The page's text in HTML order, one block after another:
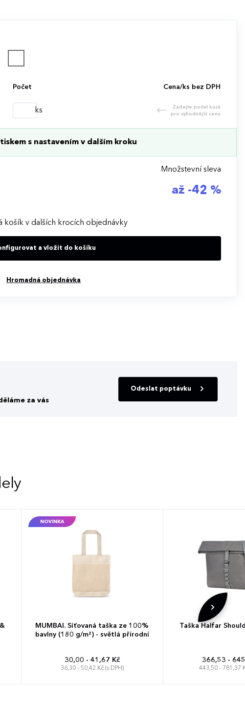
Počet Cena/ks bez DPH
ks
Zadejte počet kusů
pro výhodnější cenu
s nastavením v dalším kroku
Množstevní sleva
až -42 %
košík v dalších krocích objednávky
a vložit do košíku
Hromadná objednávka
za vás
Odeslat poptávku
NOVINKA
MUMBAI. Síťovaná taška ze 100%
bavlny (180 g/m²) - světlá přírodní
30,00 - 41,67 Kč
36,30 - 50,42 Kč (s DPH)
Taška Halfar
366,53 -
443,50 - 781,37